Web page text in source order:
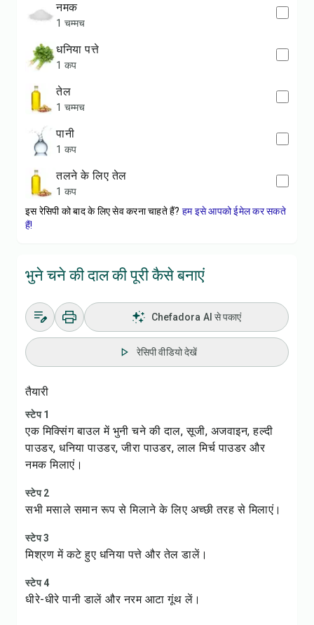
नमक
1 चम्मच
धनिया पत्ते
1 कप
तेल
1 चम्मच
पानी
1 कप
तलने के लिए तेल
1 कप
इस रेसिपी को बाद के लिए सेव करना चाहते हैं? हम इसे आपको ईमेल कर सकते
हैं!
भुने चने की दाल की पूरी कैसे बनाएं
Chefadora AI से पकाएं
रेसिपी वीडियो देखें
तैयारी
स्टेप 1
एक मिक्सिंग बाउल में भुनी चने की दाल, सूजी, अजवाइन, हल्दी
पाउडर, धनिया पाउडर, जीरा पाउडर, लाल मिर्च पाउडर और
नमक मिलाएं।
स्टेप 2
सभी मसाले समान रूप से मिलाने के लिए अच्छी तरह से मिलाएं।
स्टेप 3
मिश्रण में कटे हुए धनिया पत्ते और तेल डालें।
स्टेप 4
धीरे-धीरे पानी डालें और नरम आटा गूंथ लें।